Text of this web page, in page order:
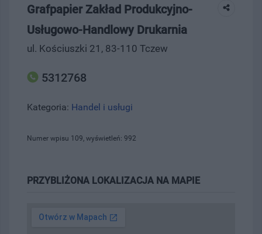
Grafpapier Zakład Produkcyjno-
Usługowo-Handlowy Drukarnia
ul. Kościuszki 21, 83-110 Tczew
5312768
Kategoria: Handel i usługi
Numer wpisu 109, wyświetleń: 992
PRZYBLIŻONA LOKALIZACJA NA MAPIE